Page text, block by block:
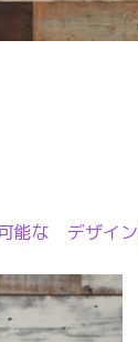
能な デザイ